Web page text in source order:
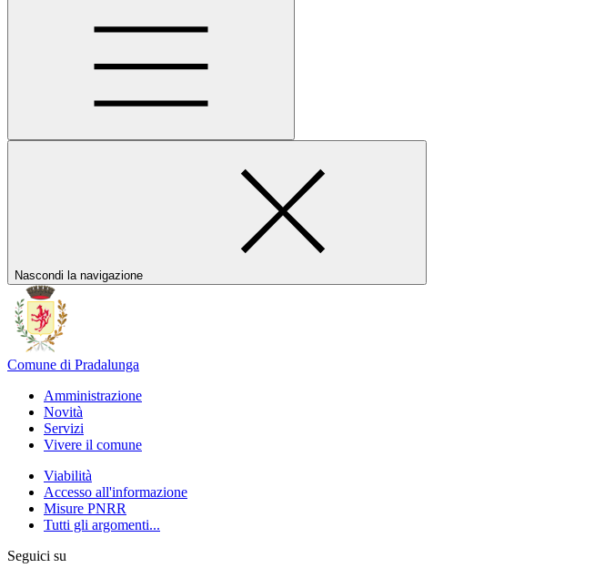
Nascondi la navigazione
Comune di Pradalunga
Amministrazione
Novità
Servizi
Vivere il comune
Viabilità
Accesso all'informazione
Misure PNRR
Tutti gli argomenti...
Seguici su